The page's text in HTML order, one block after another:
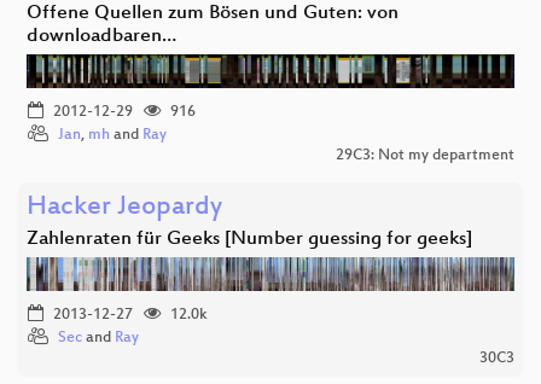
Offene Quellen zum Bösen und Guten: von
downloadbaren…
2012-12-29
916
Jan, mh and Ray
29C3: Not my department
Hacker Jeopardy
Zahlenraten für Geeks [Number guessing for geeks]
2013-12-27
12.0k
Sec and Ray
30C3